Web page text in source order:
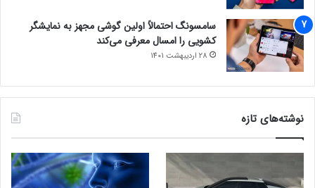
سامسونگ احتمالاً اولین گوشی مجهز به نمایشگر
کشویی را امسال معرفی می‌کند
28 اردیبهشت 1401
نوشته‌های تازه